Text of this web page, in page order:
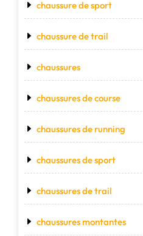
chaussure de sport
chaussure de trail
chaussures
chaussures de course
chaussures de running
chaussures de sport
chaussures de trail
chaussures montantes